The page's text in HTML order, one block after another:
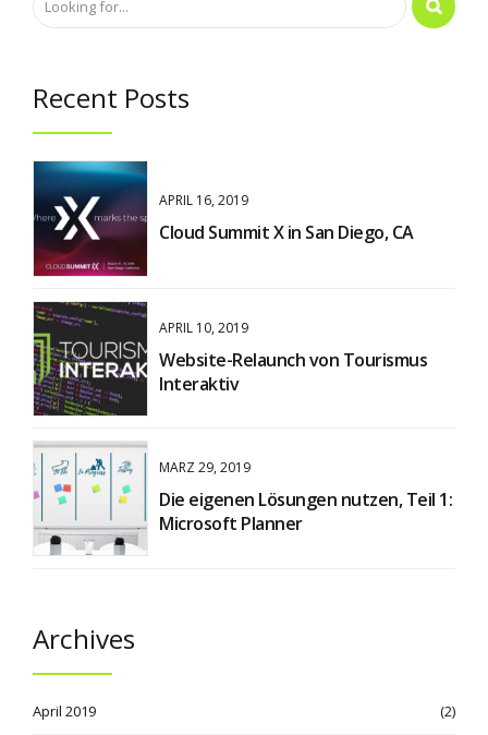
Recent Posts
APRIL 16, 2019
Cloud Summit X in San Diego, CA
APRIL 10, 2019
Website-Relaunch von Tourismus
Interaktiv
MÄRZ 29, 2019
Die eigenen Lösungen nutzen, Teil 1:
Microsoft Planner
Archives
April 2019 (2)